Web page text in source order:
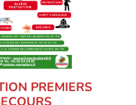
PREMIERS